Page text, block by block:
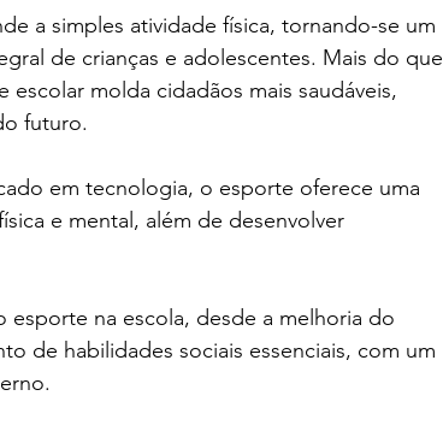
a simples atividade física, tornando-se um
de crianças e adolescentes. Mais do que
molda cidadãos mais saudáveis,
futuro.
em tecnologia, o esporte oferece uma
e mental, além de desenvolver
na escola, desde a melhoria do
de habilidades sociais essenciais, com um